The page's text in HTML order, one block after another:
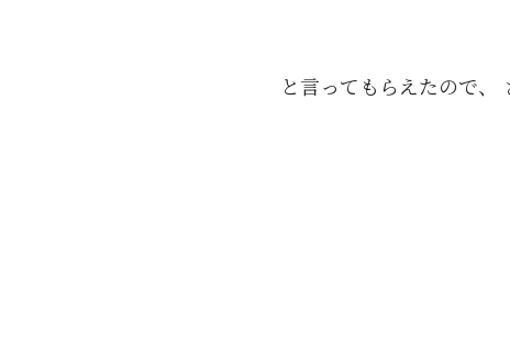
と言ってもらえたので、